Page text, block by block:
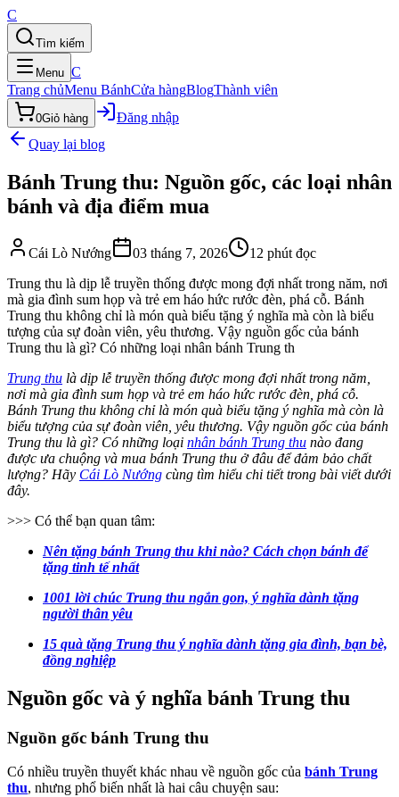
C
Tìm kiếm
Menu C
Trang chủMenu BánhCửa hàngBlogThành viên
0Giỏ hàng
Đăng nhập
Quay lại blog
Bánh Trung thu: Nguồn gốc, các loại nhân
bánh và địa điểm mua
Cái Lò Nướng 03 tháng 7, 2026 12 phút đọc
Trung thu là dịp lễ truyền thống được mong đợi nhất trong năm, nơi
mà gia đình sum họp và trẻ em háo hức rước đèn, phá cỗ. Bánh
Trung thu không chỉ là món quà biếu tặng ý nghĩa mà còn là biểu
tượng của sự đoàn viên, yêu thương. Vậy nguồn gốc của bánh
Trung thu là gì? Có những loại nhân bánh Trung th
Trung thu là dịp lễ truyền thống được mong đợi nhất trong năm,
nơi mà gia đình sum họp và trẻ em háo hức rước đèn, phá cỗ.
Bánh Trung thu không chỉ là món quà biếu tặng ý nghĩa mà còn là
biểu tượng của sự đoàn viên, yêu thương. Vậy nguồn gốc của bánh
Trung thu là gì? Có những loại nhân bánh Trung thu nào đang
được ưa chuộng và mua bánh Trung thu ở đâu để đảm bảo chất
lượng? Hãy Cái Lò Nướng cùng tìm hiểu chi tiết trong bài viết dưới
đây.
>>> Có thể bạn quan tâm:
Nên tặng bánh Trung thu khi nào? Cách chọn bánh để
tặng tinh tế nhất
1001 lời chúc Trung thu ngắn gon, ý nghĩa dành tặng
người thân yêu
15 quà tặng Trung thu ý nghĩa dành tặng gia đình, bạn bè,
đồng nghiệp
Nguồn gốc và ý nghĩa bánh Trung thu
Nguồn gốc bánh Trung thu
Có nhiều truyền thuyết khác nhau về nguồn gốc của bánh Trung
thu, nhưng phổ biến nhất là hai câu chuyện sau: